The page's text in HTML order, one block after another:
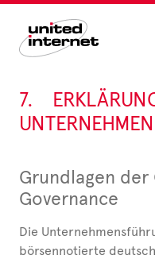
7.
Grundlagen
Governance
Die
börsennotierte